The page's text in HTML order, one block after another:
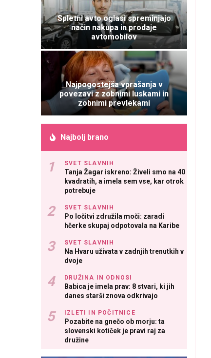
Spletni avto oglasi spreminjajo
način nakupa in prodaje
avtomobilov
Najpogostejša vprašanja v
povezavi z zobnimi luskami in
zobnimi prevlekami
Najbolj brano
SVET SLAVNIH
Tanja Žagar iskreno: Živeli smo na 40
kvadratih, a imela sem vse, kar otrok
potrebuje
SVET SLAVNIH
Po ločitvi združila moči: zaradi
hčerke skupaj odpotovala na Karibe
SVET SLAVNIH
Na Hvaru uživata v zadnjih trenutkih v
dvoje
DRUŽINA IN ODNOSI
Babica je imela prav: 8 stvari, ki jih
danes starši znova odkrivajo
IZLETI IN POČITNICE
Pozabite na gnečo ob morju: ta
slovenski kotiček je pravi raj za
družine